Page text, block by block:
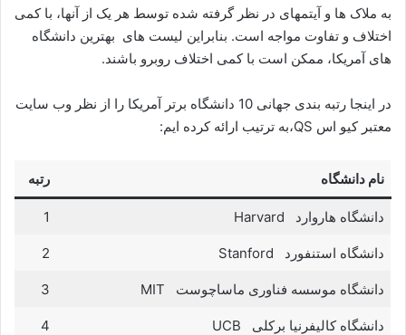
به ملاک ها و آیتمهای در نظر گرفته شده توسط هر یک از آنها، با کمی
اختلاف و تفاوت مواجه است. بنابراین لیست های بهترین دانشگاه
های آمریکا، ممکن است با کمی اختلاف روبرو باشند.
در اینجا رتبه بندی جهانی 10 دانشگاه برتر آمریکا را از نظر وب سایت
معتبر کیو اس QS،به ترتیب ارائه کرده ایم:
نام دانشگاه رتبه
دانشگاه هاروارد Harvard 1
دانشگاه استنفورد Stanford 2
دانشگاه موسسه فناوری ماساچوست MIT 3
دانشگاه کالیفرنیا برکلی UCB 4